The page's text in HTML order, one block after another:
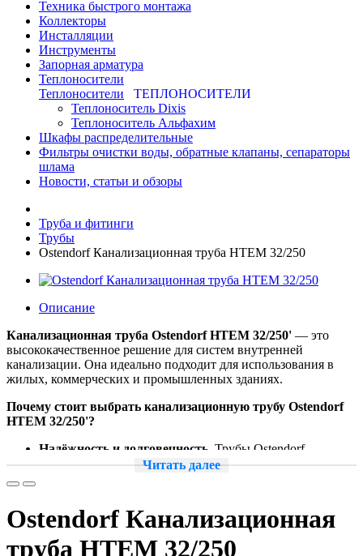
Техника быстрого монтажа
Коллекторы
Инсталляции
Инструменты
Запорная арматура
Теплоносители
Теплоносители
ТЕПЛОНОСИТЕЛИ
Теплоноситель Dixis
Теплоноситель Альфахим
Шкафы распределительные
Фильтры очистки воды, обратные клапаны, сепараторы
шлама
Новости, статьи и обзоры
Труба и фитинги
Трубы
Ostendorf Канализационная труба HTEM 32/250
Описание
Канализационная труба Ostendorf HTEM 32/250' — это
высококачественное решение для систем внутренней
канализации. Она идеально подходит для использования в
жилых, коммерческих и промышленных зданиях.
Почему стоит выбрать канализационную трубу Ostendorf
HTEM 32/250'?
Надёжность и долговечность. Трубы Ostendorf
изготавливаются из прочного материала, который
работу системы канализации.
Лёгкость монтажа.Благодаря продуманной
конструкции и чётким размерам, трубы Ostendorf легко
монтируются и соединяются между собой. Это
Читать далее
Ostendorf Канализационная
труба HTEM 32/250